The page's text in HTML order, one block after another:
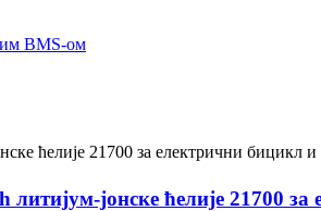
јонске ћелије 21700